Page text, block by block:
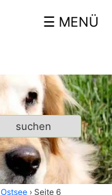
Ostsee Seite 6